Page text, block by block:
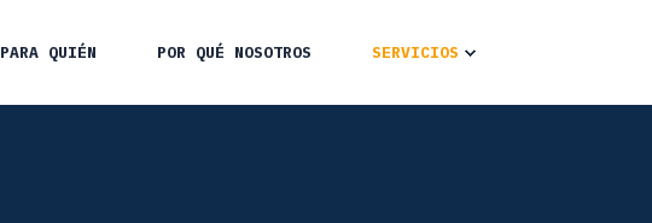
PARA QUIÉN POR QUÉ NOSOTROS SERVICIOS